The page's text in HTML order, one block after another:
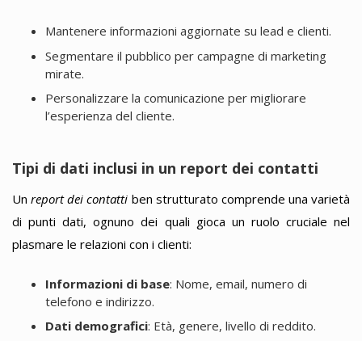
Mantenere informazioni aggiornate su lead e clienti.
Segmentare il pubblico per campagne di marketing
mirate.
Personalizzare la comunicazione per migliorare
l’esperienza del cliente.
Tipi di dati inclusi in un report dei contatti
Unreport dei contatti ben strutturato comprende una varietà
di punti dati, ognuno dei quali gioca un ruolo cruciale nel
plasmare le relazioni con i clienti:
Informazioni di base: Nome, email, numero di
telefono e indirizzo.
Dati demografici: Età, genere, livello di reddito.